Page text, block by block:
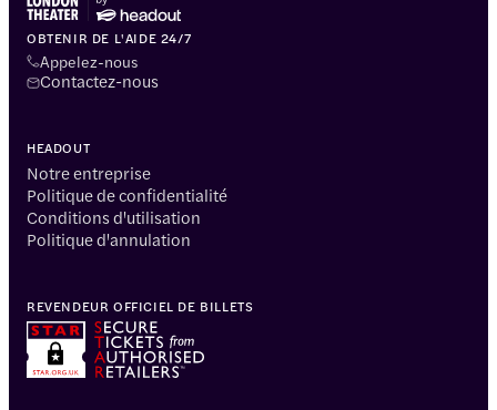
OBTENIR DE L'AIDE 24/7
Appelez-nous
Contactez-nous
HEADOUT
Notre entreprise
Politique de confidentialité
Conditions d'utilisation
Politique d'annulation
REVENDEUR OFFICIEL DE BILLETS